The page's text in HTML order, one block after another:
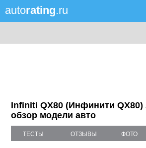
autorating.ru
Infiniti QX80 (Инфинити QX80)
обзор модели авто
ТЕСТЫ ОТЗЫВЫ ФОТО